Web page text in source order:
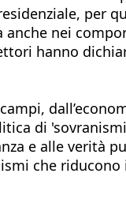
per
anche nei
hanno
di 'sovranismi
e alle verità
che